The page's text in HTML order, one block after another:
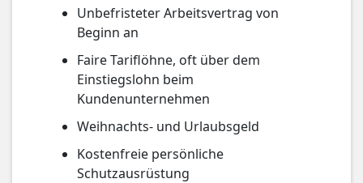
Unbefristeter Arbeitsvertrag von
Beginn an
Faire Tariflöhne, oft über dem
Einstiegslohn beim
Kundenunternehmen
Weihnachts- und Urlaubsgeld
Kostenfreie persönliche
Schutzausrüstung